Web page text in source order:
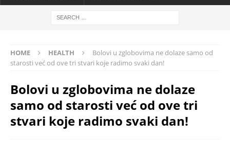
HOME HEALTH
Bolovi u zglobovima ne dolaze samo od
starosti već od ove tri stvari koje radimo svaki dan!
Bolovi u zglobovima ne dolaze
samo od starosti već od ove tri
stvari koje radimo svaki dan!